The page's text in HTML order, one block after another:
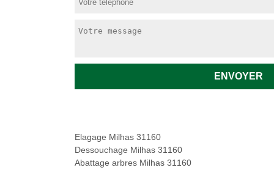
Elagage Milhas 31160
Dessouchage Milhas 31160
Abattage arbres Milhas 31160